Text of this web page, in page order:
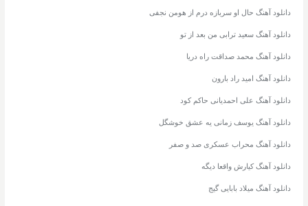
دانلود آهنگ حال او سربازه درم از هومن نجفی
دانلود آهنگ سعید ترابی من بعد از تو
دانلود آهنگ محمد صداقت راه دریا
دانلود آهنگ امید راد بارون
دانلود آهنگ علی احمدیانی حاکم کود
دانلود آهنگ یوسف زمانی یه عشق خوشگل
دانلود آهنگ محراب عسکری صد و صفر
دانلود آهنگ کیارش واقعا دیگه
دانلود آهنگ میلاد بابایی گیج